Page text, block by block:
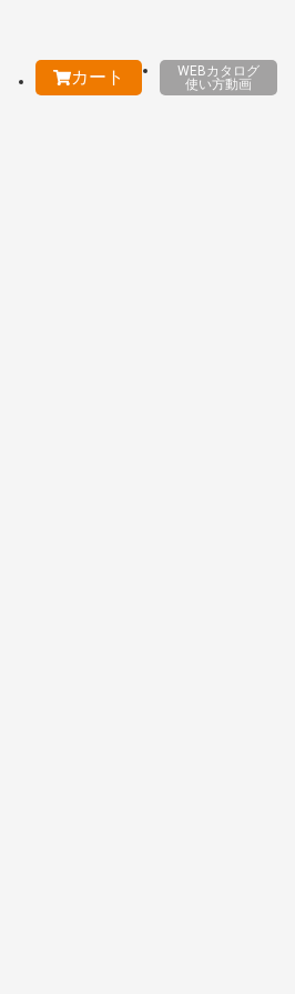
カート
WEBカタログ
使い方動画